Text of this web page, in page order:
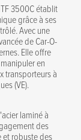
3500C établit
grâce à ses
Avec une
de Car-O-
Elle offre
en
transporteurs à
(VE).
laminé à
des
et robuste des